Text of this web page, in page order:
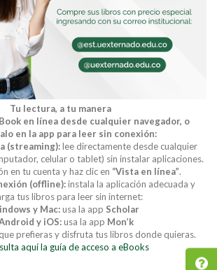
Tu lectura, a tu manera
en línea desde cualquier navegador, o
en la app para leer sin conexión:
(streaming):lee directamente desde cualquier
celular o tablet) sin instalar aplicaciones.
en tu cuenta y haz clic en “Vista en línea”.
(offline):instala la aplicación adecuada y
tus libros para leer sin internet:
y Mac:usa la app Scholar
Android y iOS:usa la app Mon’k
prefieras y disfruta tus libros donde quieras.
aquí la guía de acceso a eBooks